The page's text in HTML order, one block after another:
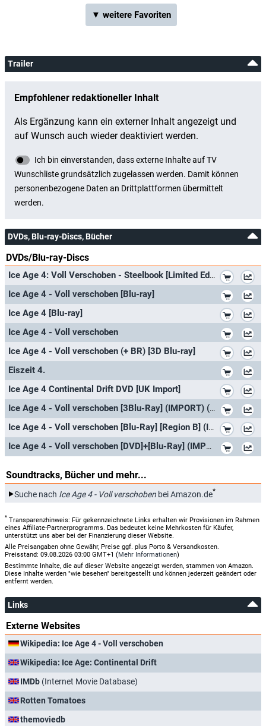
▼ weitere Favoriten
Trailer
DVDs, Blu-ray-Discs, Bücher
DVDs/Blu-ray-Discs
Ice Age 4: Voll Verschoben - Steelbook [Limited Edition] (+ Blu-ray) [Blu-ray 3D]
Ice Age 4 - Voll verschoben [Blu-ray]
Ice Age 4 [Blu-ray]
Ice Age 4 - Voll verschoben
Ice Age 4 - Voll verschoben (+ BR) [3D Blu-ray]
Eiszeit 4.
Ice Age 4 Continental Drift DVD [UK Import]
Ice Age 4 - Voll verschoben [3Blu-Ray] (IMPORT) (Keine deutsche Version)
Ice Age 4 - Voll verschoben [Blu-Ray] [Region B] (IMPORT) (Keine deutsche Version)
Ice Age 4 - Voll verschoben [DVD]+[Blu-Ray] (IMPORT) (Keine deutsche Version)
Soundtracks, Bücher und mehr...
Suche nach Ice Age 4 - Voll verschoben bei Amazon.de*
* Transparenzhinweis: Für gekennzeichnete Links erhalten wir Provisionen im Rahmen
eines Affiliate-Partnerprogramms. Das bedeutet keine Mehrkosten für Käufer,
unterstützt uns aber bei der Finanzierung dieser Website.
Alle Preisangaben ohne Gewähr, Preise ggf. plus Porto & Versandkosten.
Preisstand: 09.08.2026 03:00 GMT+1 (Mehr Informationen)
Bestimmte Inhalte, die auf dieser Website angezeigt werden, stammen von Amazon.
Diese Inhalte werden "wie besehen" bereitgestellt und können jederzeit geändert oder
entfernt werden.
Links
Externe Websites
Wikipedia: Ice Age 4 - Voll verschoben
Wikipedia: Ice Age: Continental Drift
IMDb (Internet Movie Database)
Rotten Tomatoes
themoviedb